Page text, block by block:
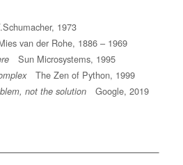
1973
van der Rohe, 1886 – 1969
Sun Microsystems, 1995
The Zen of Python, 1999
not the solution Google, 2019